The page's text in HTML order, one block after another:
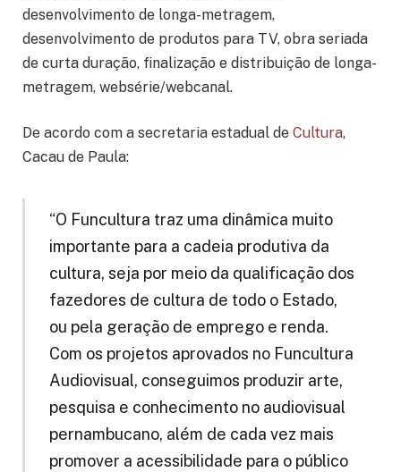
desenvolvimento de longa-metragem,
desenvolvimento de produtos para TV, obra seriada
de curta duração, finalização e distribuição de longa-
metragem, websérie/webcanal.
De acordo com a secretaria estadual de Cultura,
Cacau de Paula:
“O Funcultura traz uma dinâmica muito
importante para a cadeia produtiva da
cultura, seja por meio da qualificação dos
fazedores de cultura de todo o Estado,
ou pela geração de emprego e renda.
Com os projetos aprovados no Funcultura
Audiovisual, conseguimos produzir arte,
pesquisa e conhecimento no audiovisual
pernambucano, além de cada vez mais
promover a acessibilidade para o público